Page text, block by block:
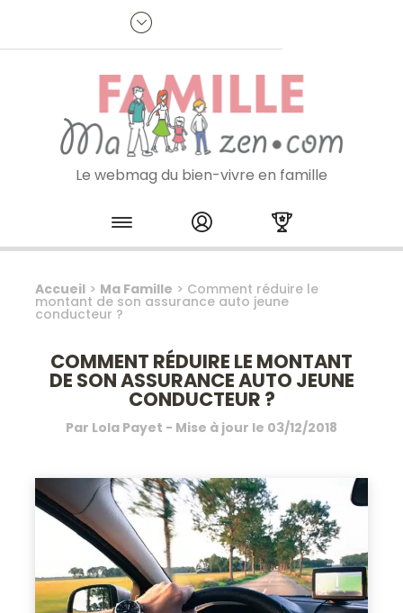
Je m'inscris à la newsletter
Le webmag du bien-vivre en famille
Skip to content
Accueil > Ma Famille > Comment réduire le
montant de son assurance auto jeune
conducteur ?
COMMENT RÉDUIRE LE MONTANT
DE SON ASSURANCE AUTO JEUNE
CONDUCTEUR ?
Par Lola Payet - Mise à jour le 03/12/2018
Panneau de gestion des cookies